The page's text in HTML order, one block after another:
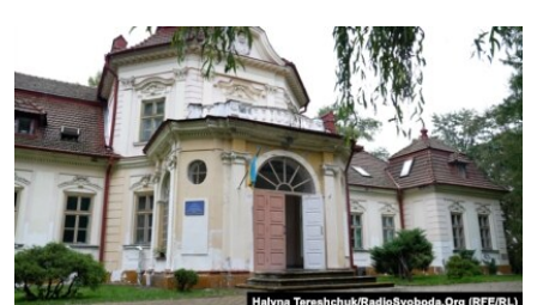
КИТАЙ.ВИКЛИКИ
МУЛЬТИМЕДІА
ФОТО
СПЕЦПРОЄКТИ
ПОДКАСТИ
КРИМ РЕАЛІЇ